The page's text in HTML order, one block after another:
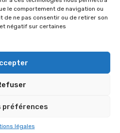
le comportement de navigation ou
de ne pas consentir ou de retirer son
négatif sur certaines
préférences
légales